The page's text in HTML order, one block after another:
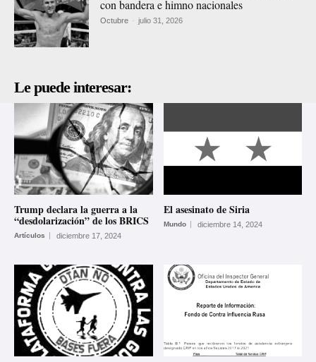
con bandera e himno nacionales
Octubre - julio 31, 2026
Le puede interesar:
Trump declara la guerra a la
“desdolarización” de los BRICS
Artículos diciembre 17, 2024
El asesinato de Siria
Mundo diciembre 14, 2024